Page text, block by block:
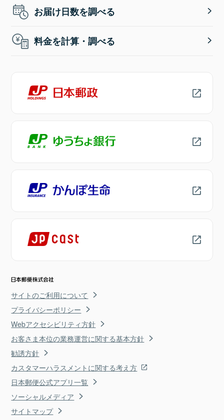
お届け日数を調べる
料金を計算・調べる
サイトのご利用について
プライバシーポリシー
Webアクセシビリティ方針
お客さま本位の業務運営に関する基本方針
勧誘方針
カスタマーハラスメントに関する考え方
日本郵便公式アプリ一覧
ソーシャルメディア
サイトマップ